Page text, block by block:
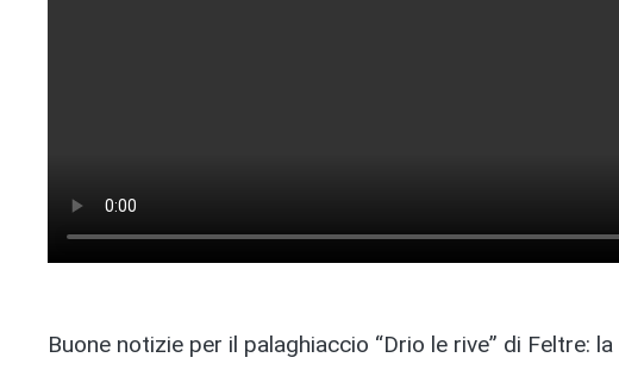
Buone notizie per il palaghiaccio “Drio le rive” di Feltre: